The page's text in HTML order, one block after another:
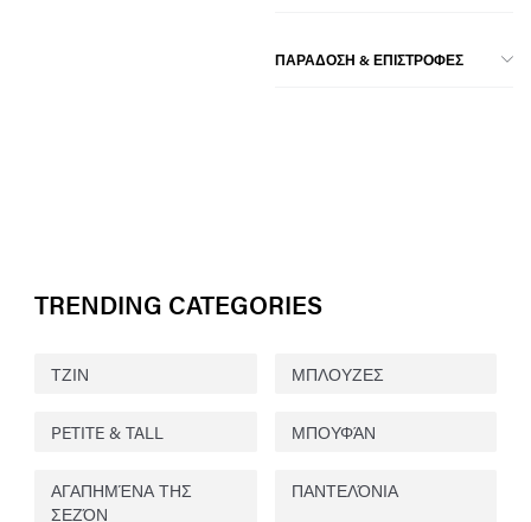
ΠΑΡΑΔΟΣΗ & ΕΠΙΣΤΡΟΦΕΣ
TRENDING CATEGORIES
ΤΖΙΝ ΜΠΛΟΥΖΕΣ
PETITE & TALL ΜΠΟΥΦΆΝ
ΑΓΑΠΗΜΈΝΑ ΤΗΣ
ΣΕΖΌΝ
ΠΑΝΤΕΛΌΝΙΑ